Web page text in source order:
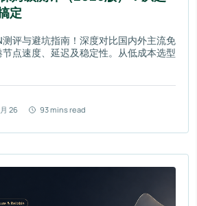
定
评与避坑指南！深度对比国内外主流免
点速度、延迟及稳定性。从低成本选型
26 93 mins read